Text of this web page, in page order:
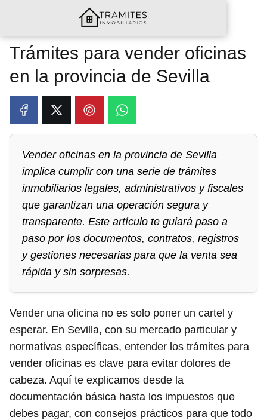
Trámites para vender oficinas
en la provincia de Sevilla
Vender oficinas en la provincia de Sevilla
implica cumplir con una serie de trámites
inmobiliarios legales, administrativos y fiscales
que garantizan una operación segura y
transparente. Este artículo te guiará paso a
paso por los documentos, contratos, registros
y gestiones necesarias para que la venta sea
rápida y sin sorpresas.
Vender una oficina no es solo poner un cartel y
esperar. En Sevilla, con su mercado particular y
normativas específicas, entender los trámites para
vender oficinas es clave para evitar dolores de
cabeza. Aquí te explicamos desde la
documentación básica hasta los impuestos que
debes pagar, con consejos prácticos para que todo